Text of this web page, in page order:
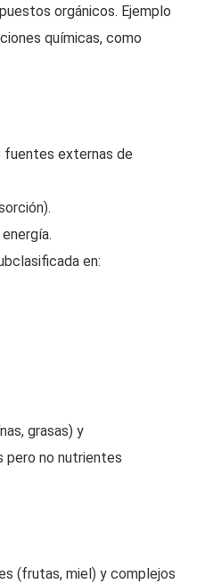
orgánicos. Ejemplo
químicas, como
fuentes externas de
en:
grasas) y
pero no nutrientes
(frutas, miel) y complejos